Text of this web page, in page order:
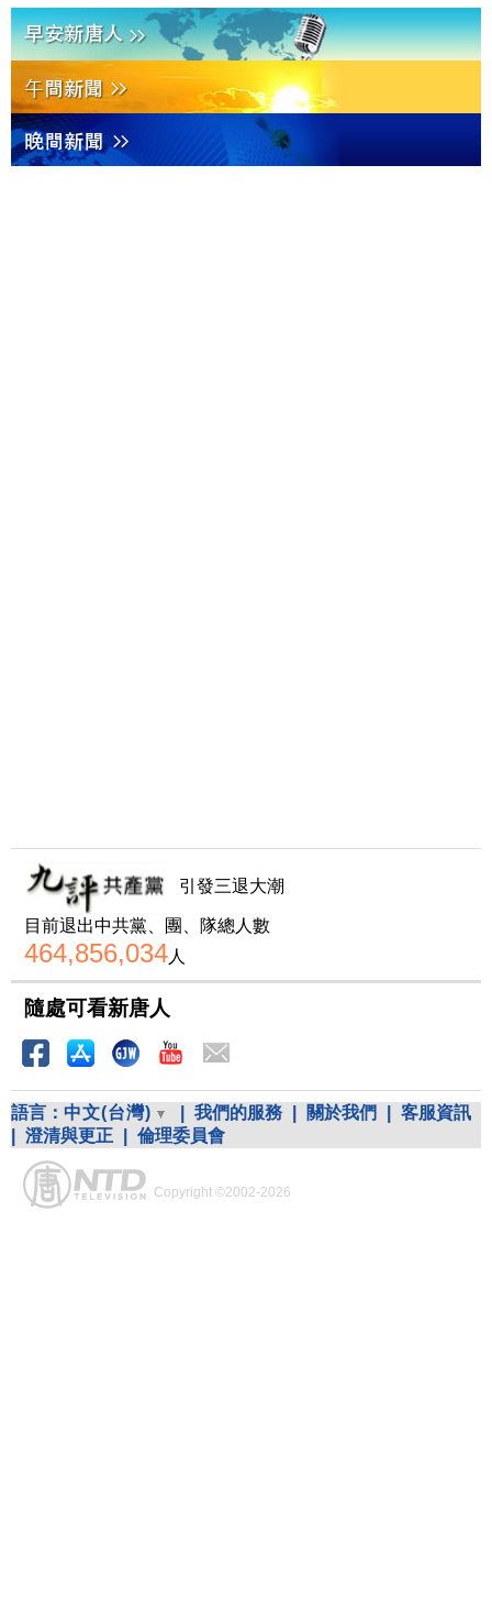
引發三退大潮
目前退出中共黨、團、隊總人數
464,856,034人
隨處可看新唐人
語言： 中文(台灣) 我們的服務 關於我們
客服資訊
澄清與更正 倫理委員會
Copyright ©2002-2026